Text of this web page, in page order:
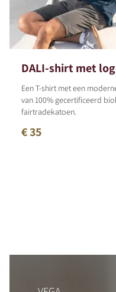
DALI-shirt met
Een T-shirt met een
van 100% gecertificeerd
fairtradekatoen.
€ 35